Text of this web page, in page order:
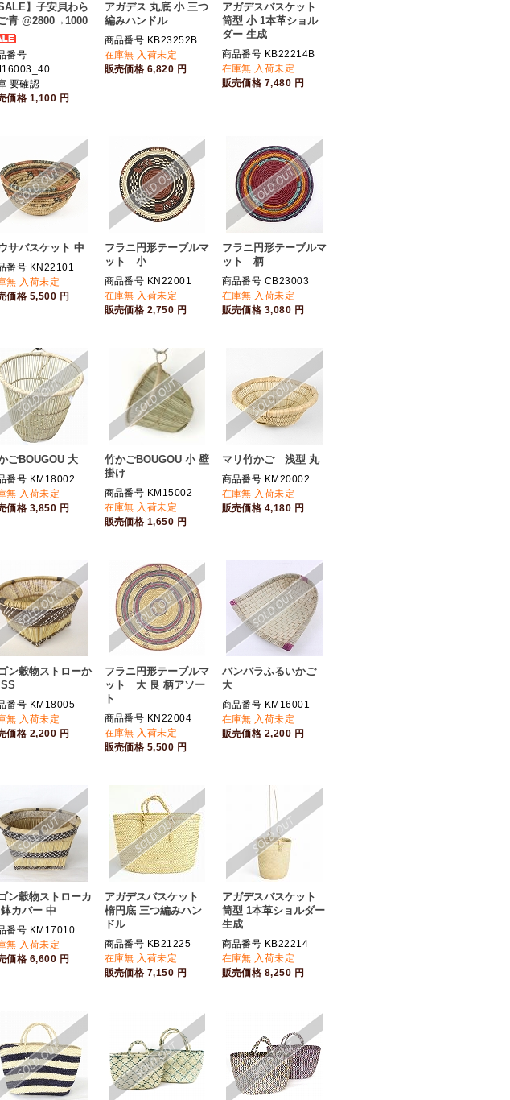
SALE】子安貝わら
青 @2800→1000
番号
要確認
価格 1,100 円
アガデス 丸底 小 三つ
編みハンドル
商品番号 KB23252B
在庫無 入荷未定
販売価格 6,820 円
アガデスバスケット
筒型 小 1本革ショル
ダー 生成
商品番号 KB22214B
在庫無 入荷未定
販売価格 7,480 円
サバスケット 中
番号 KN22101
無 入荷未定
価格 5,500 円
フラニ円形テーブルマ
ット 小
商品番号 KN22001
在庫無 入荷未定
販売価格 2,750 円
フラニ円形テーブルマ
ット 柄
商品番号 CB23003
在庫無 入荷未定
販売価格 3,080 円
ごBOUGOU 大
番号 KM18002
無 入荷未定
価格 3,850 円
竹かごBOUGOU 小 壁
掛け
商品番号 KM15002
在庫無 入荷未定
販売価格 1,650 円
マリ竹かご 浅型 丸
商品番号 KM20002
在庫無 入荷未定
販売価格 4,180 円
ン穀物ストローか
番号 KM18005
無 入荷未定
価格 2,200 円
フラニ円形テーブルマ
ット 大 良 柄アソー
ト
商品番号 KN22004
在庫無 入荷未定
販売価格 5,500 円
バンバラふるいかご
大
商品番号 KM16001
在庫無 入荷未定
販売価格 2,200 円
ン穀物ストローカ
カバー 中
番号 KM17010
無 入荷未定
価格 6,600 円
アガデスバスケット
楕円底 三つ編みハン
ドル
商品番号 KB21225
在庫無 入荷未定
販売価格 7,150 円
アガデスバスケット
筒型 1本革ショルダー
生成
商品番号 KB22214
在庫無 入荷未定
販売価格 8,250 円